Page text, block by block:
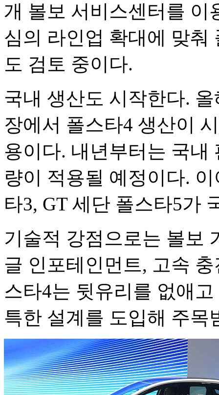
개 볼보 서비스센터를 이
심의 라인업 확대에 맞춰
도 검토 중이다.
국내 생산도 시작한다.
장에서 폴스타4 생산이
용이다. 내년부터는 국내
량이 적용될 예정이다.
타3, GT 세단 폴스타5가
기술적 강점으로는 볼보
글 인포테인먼트, 고속
스타4는 뒷유리를 없애
특한 설계를 도입해 주목